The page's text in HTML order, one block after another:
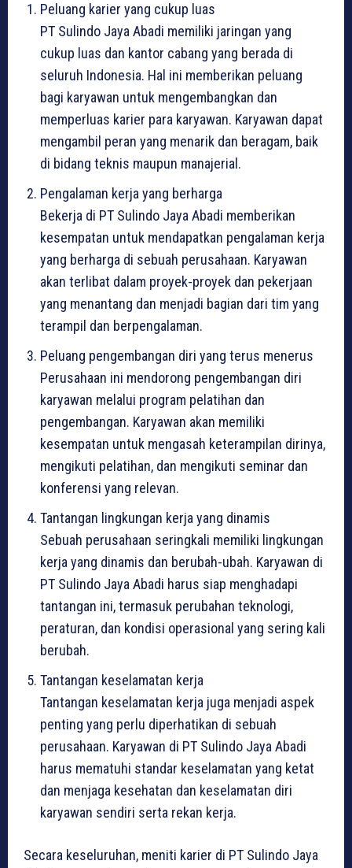
Peluang karier yang cukup luas
PT Sulindo Jaya Abadi memiliki jaringan yang
cukup luas dan kantor cabang yang berada di
seluruh Indonesia. Hal ini memberikan peluang
bagi karyawan untuk mengembangkan dan
memperluas karier para karyawan. Karyawan dapat
mengambil peran yang menarik dan beragam, baik
di bidang teknis maupun manajerial.
Pengalaman kerja yang berharga
Bekerja di PT Sulindo Jaya Abadi memberikan
kesempatan untuk mendapatkan pengalaman kerja
yang berharga di sebuah perusahaan. Karyawan
akan terlibat dalam proyek-proyek dan pekerjaan
yang menantang dan menjadi bagian dari tim yang
terampil dan berpengalaman.
Peluang pengembangan diri yang terus menerus
Perusahaan ini mendorong pengembangan diri
karyawan melalui program pelatihan dan
pengembangan. Karyawan akan memiliki
kesempatan untuk mengasah keterampilan dirinya,
mengikuti pelatihan, dan mengikuti seminar dan
konferensi yang relevan.
Tantangan lingkungan kerja yang dinamis
Sebuah perusahaan seringkali memiliki lingkungan
kerja yang dinamis dan berubah-ubah. Karyawan di
PT Sulindo Jaya Abadi harus siap menghadapi
tantangan ini, termasuk perubahan teknologi,
peraturan, dan kondisi operasional yang sering kali
berubah.
Tantangan keselamatan kerja
Tantangan keselamatan kerja juga menjadi aspek
penting yang perlu diperhatikan di sebuah
perusahaan. Karyawan di PT Sulindo Jaya Abadi
harus mematuhi standar keselamatan yang ketat
dan menjaga kesehatan dan keselamatan diri
karyawan sendiri serta rekan kerja.
Secara keseluruhan, meniti karier di PT Sulindo Jaya